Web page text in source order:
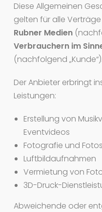
Diese Allgemeinen
gelten für alle
Rubner Medien
Verbrauchern im
(nachfolgend „Kunde“).
Der Anbieter erbringt
Leistungen:
Erstellung von
Eventvideos
Fotografie und
Luftbildaufnahmen
Vermietung von
3D-Druck-
Abweichende oder